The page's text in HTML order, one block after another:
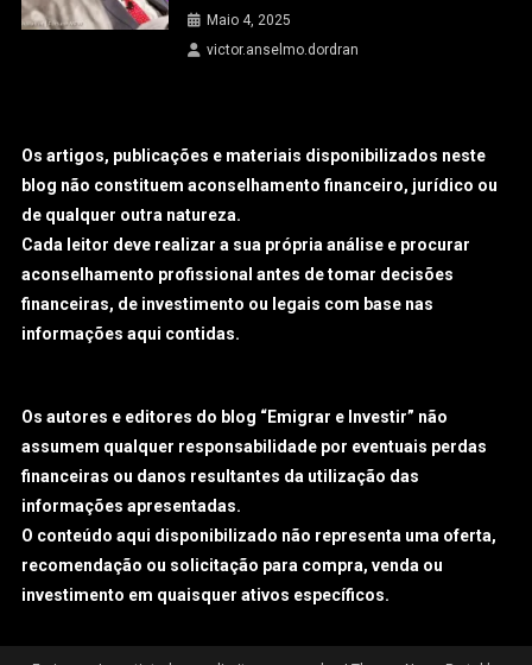
Maio 4, 2025
victor.anselmo.dordran
Os artigos, publicações e materiais disponibilizados neste
blog não constituem aconselhamento financeiro, jurídico ou
de qualquer outra natureza.
Cada leitor deve realizar a sua própria análise e procurar
aconselhamento profissional antes de tomar decisões
financeiras, de investimento ou legais com base nas
informações aqui contidas.
Os autores e editores do blog “Emigrar e Investir” não
assumem qualquer responsabilidade por eventuais perdas
financeiras ou danos resultantes da utilização das
informações apresentadas.
O conteúdo aqui disponibilizado não representa uma oferta,
recomendação ou solicitação para compra, venda ou
investimento em quaisquer ativos específicos.